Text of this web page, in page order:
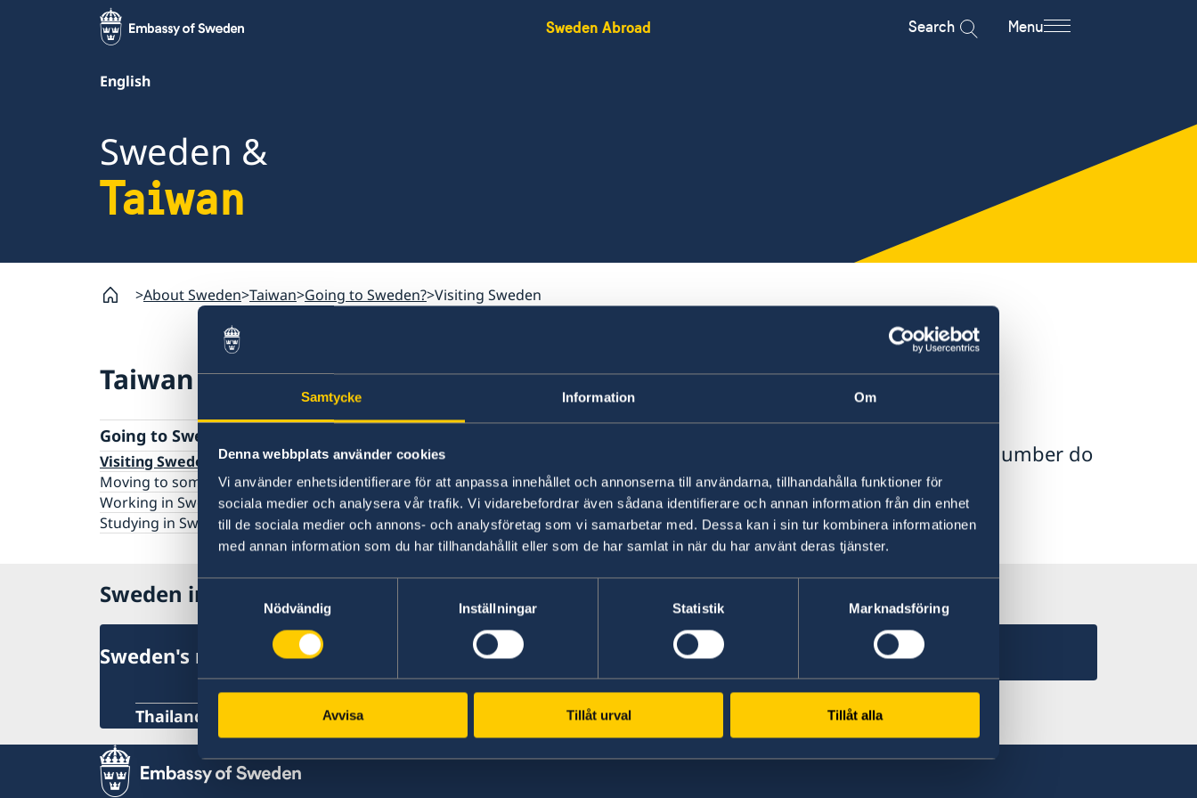
Samtycke Information Om
Denna webbplats använder cookies
Vi använder enhetsidentifierare för att anpassa innehållet och annonserna till användarna, tillhandahålla funktioner för
sociala medier och analysera vår trafik. Vi vidarebefordrar även sådana identifierare och annan information från din enhet
till de sociala medier och annons- och analysföretag som vi samarbetar med. Dessa kan i sin tur kombinera informationen
med annan information som du har tillhandahållit eller som de har samlat in när du har använt deras tjänster.
Samtyckesval
Nödvändig
Inställningar Statistik Marknadsföring
Avvisa Tillåt urval Tillåt alla
Sweden Abroad Search Menu
English
Sweden &
Taiwan
About Sweden Taiwan Going to Sweden? Visiting Sweden
Taiwan
Going to Sweden?
Visiting Sweden
Moving to someone in Sweden
Working in Sweden
Studying in Sweden
Visiting Sweden
Taiwanese citizens holding a passport with an identity card number do
not require a visa to visit Sweden for less than 90 days.
More information is available atvisiting Sweden .
Sweden in Taiwan
Sweden's mission
Thailand, Bangkok
Swedish consulates